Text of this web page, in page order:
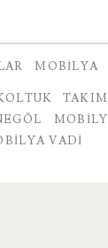
MOBILYA
VADI